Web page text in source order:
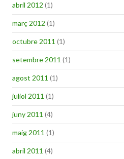
abril 2012 (1)
març 2012 (1)
octubre 2011 (1)
setembre 2011 (1)
agost 2011 (1)
juliol 2011 (1)
juny 2011 (4)
maig 2011 (1)
abril 2011 (4)